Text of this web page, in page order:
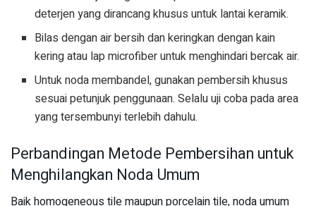
deterjen yang dirancang khusus untuk lantai keramik.
Bilas dengan air bersih dan keringkan dengan kain
kering atau lap microfiber untuk menghindari bercak air.
Untuk noda membandel, gunakan pembersih khusus
sesuai petunjuk penggunaan. Selalu uji coba pada area
yang tersembunyi terlebih dahulu.
Perbandingan Metode Pembersihan untuk
Menghilangkan Noda Umum
Baik homogeneous tile maupun porcelain tile, noda umum